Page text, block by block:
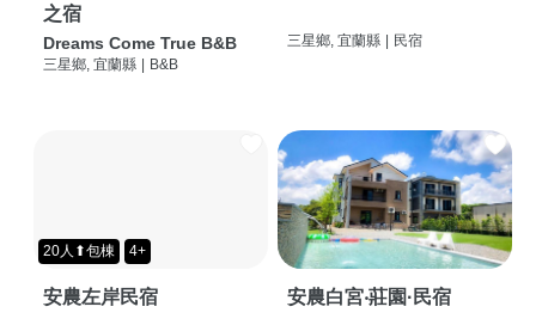
之宿
Dreams Come True B&B
三星鄉, 宜蘭縣 | B&B
三星鄉, 宜蘭縣 | 民宿
20人⬆包棟 4+
安農左岸民宿 安農白宮‧莊園·民宿